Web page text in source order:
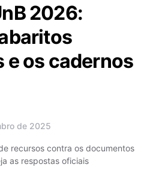
2026:
e os cadernos
de 2025
recursos contra os documentos
as respostas oficiais